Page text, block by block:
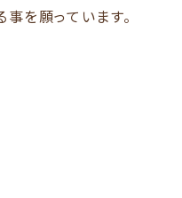
を願っています。